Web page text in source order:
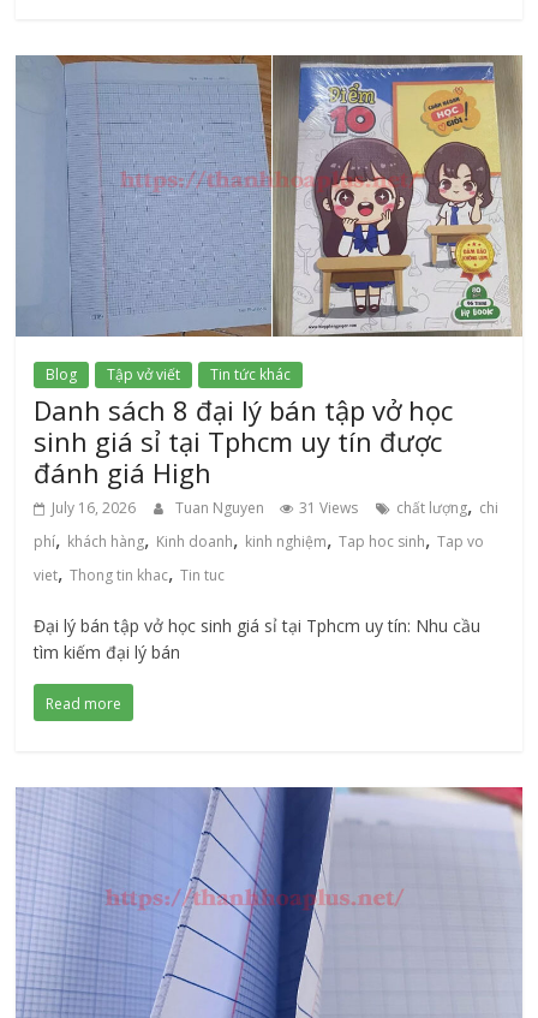
Blog Tập vở viết Tin tức khác
Danh sách 8 đại lý bán tập vở học
sinh giá sỉ tại Tphcm uy tín được
đánh giá High
July 16, 2026 Tuan Nguyen 31 Views chất lượng, chi
phí, khách hàng, Kinh doanh, kinh nghiệm,Tap hoc sinh,Tap vo
viet,Thong tin khac,Tin tuc
Đại lý bán tập vở học sinh giá sỉ tại Tphcm uy tín: Nhu cầu
tìm kiếm đại lý bán
Read more